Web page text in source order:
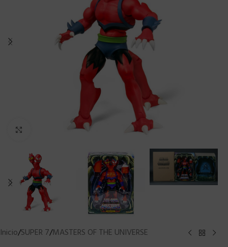
Clic para ampliar
Inicio/SUPER 7/MASTERS OF THE UNIVERSE